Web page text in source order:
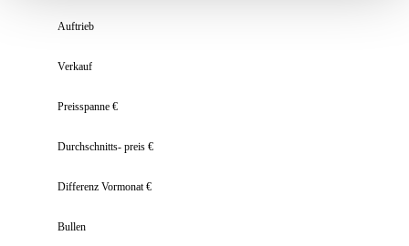
Auftrieb
Verkauf
Preisspanne €
Durchschnitts- preis €
Differenz Vormonat €
Bullen